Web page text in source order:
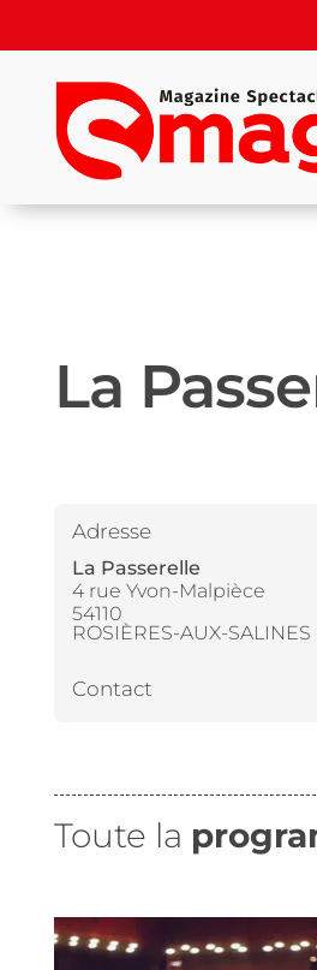
La
Adresse
La Passerelle
4 rue Yvon-Malpièce
54110
ROSIÈRES-AUX-SALINES
Contact
Toute la